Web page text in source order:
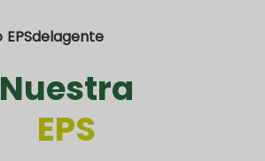
Nuestra
EPS